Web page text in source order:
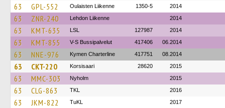
63 GPL-552 Oulaisten Liikenne 1350-5 2014
63 ZNR-240 Lehdon Liikenne 2014
63 KMT-635 LSL 127987 2014
63 KMT-855 V-S Bussipalvelut 417406 06.2014
63 NNE-976 Kymen Charterline 417751 08.2014
63 CKT-220 Korsisaari 28620 2015
63 MMC-303 Nyholm 2015
63 CLG-863 TKL 2016
63 JKM-822 TuKL 2017